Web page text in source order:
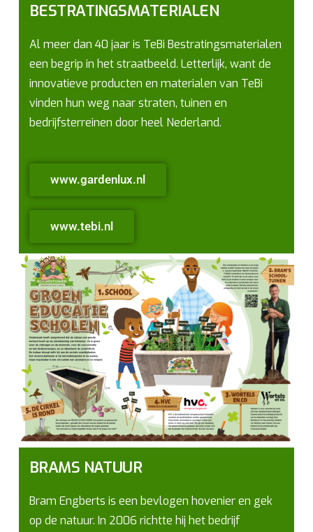
BESTRATINGSMATERIALEN
Al meer dan 40 jaar is TeBi Bestratingsmaterialen
een begrip in het straatbeeld. Letterlijk, want de
innovatieve producten en materialen van TeBi
vinden hun weg naar straten, tuinen en
bedrijfsterreinen door heel Nederland.
www.gardenlux.nl
www.tebi.nl
BRAMS NATUUR
Bram Engberts is een bevlogen hovenier en gek
op de natuur. In 2006 richtte hij het bedrijf